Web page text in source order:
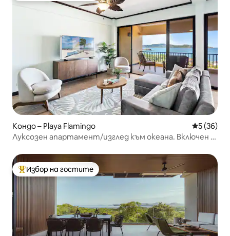
Кондо – Playa Flamingo Средна
5 (36)
Луксозен апартамент/изглед към океана. Включен е
Най-популярен избор на гостите
Избор на гостите